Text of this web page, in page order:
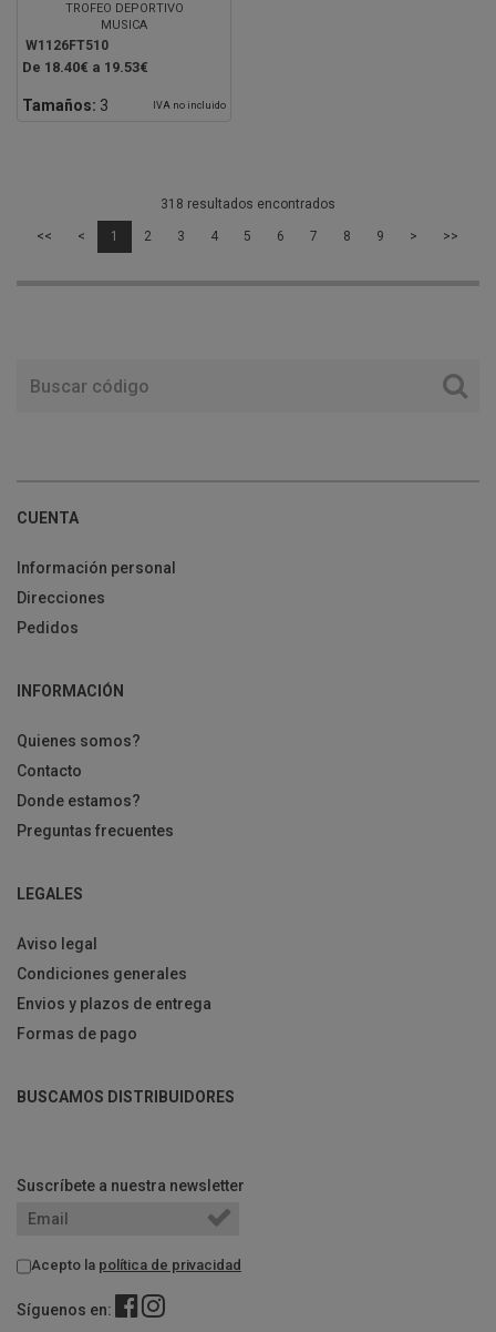
TROFEO DEPORTIVO
MUSICA
W1126FT510
De 18.40€ a 19.53€
Tamaños: 3 IVA no incluido
318 resultados encontrados
<< < 1 2 3 4 5 6 7 8 9 > >>
CUENTA
Información personal
Direcciones
Pedidos
INFORMACIÓN
Quienes somos?
Contacto
Donde estamos?
Preguntas frecuentes
LEGALES
Aviso legal
Condiciones generales
Envios y plazos de entrega
Formas de pago
BUSCAMOS DISTRIBUIDORES
Suscríbete a nuestra newsletter
Acepto la política de privacidad
Síguenos en: